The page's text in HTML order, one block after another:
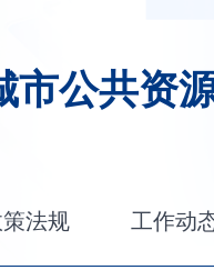
市公共资
法规 工作动